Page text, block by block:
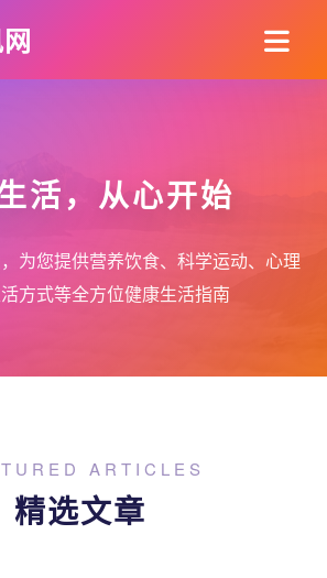
活，从心开始
为您提供营养饮食、科学运动、心理
方式等全方位健康生活指南
ARTICLES
精选文章